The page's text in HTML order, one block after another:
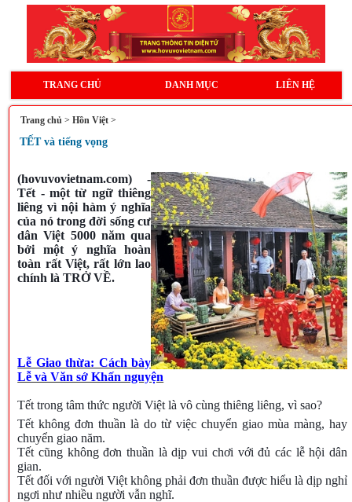
TRANG CHỦ DANH MỤC LIÊN HỆ
Trang chủ>Hồn Việt >
TẾT và tiếng vọng
(hovuvovietnam.com) -
Tết - một từ ngữ thiêng
liêng vì nội hàm ý nghĩa
của nó trong đời sống cư
dân Việt 5000 năm qua
bởi một ý nghĩa hoàn
toàn rất Việt, rất lớn lao
chính là TRỞ VỀ.
Lễ Giao thừa: Cách bày
Lễ và Văn sớ Khấn nguyện
Tết trong tâm thức người Việt là vô cùng thiêng liêng, vì sao?
Tết không đơn thuần là do từ việc chuyển giao mùa màng, hay
chuyển giao năm.
Tết cũng không đơn thuần là dịp vui chơi với đủ các lễ hội dân
gian.
Tết đối với người Việt không phải đơn thuần được hiểu là dịp nghỉ
ngơi như nhiều người vẫn nghĩ.